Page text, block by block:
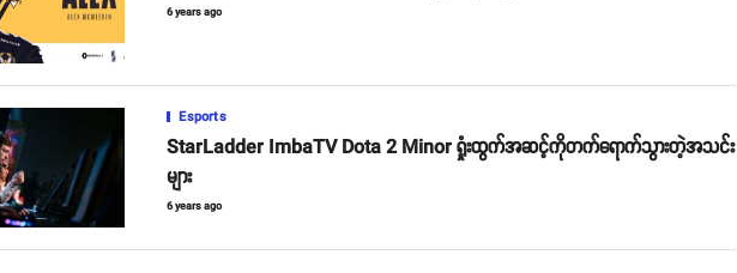
6 years ago
Esports
StarLadder ImbaTV Dota 2 Minor ရှုံးထွက်အဆင့်ကိုတက်ရောက်သွားတဲ့အသင်း
များ
6 years ago